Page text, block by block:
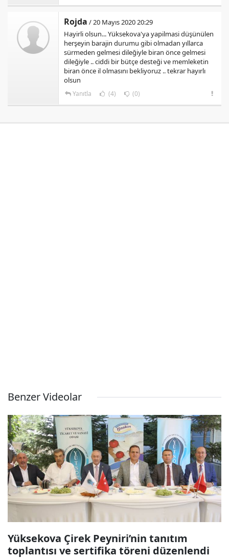
Rojda / 20 Mayıs 2020 20:29
Hayirli olsun... Yüksekova'ya yapilmasi düşünülen
herşeyin barajin durumu gibi olmadan yıllarca
sürmeden gelmesi dileğiyle biran önce gelmesi
dileğiyle .. ciddi bir bütçe desteği ve memleketin
biran önce il olmasını bekliyoruz .. tekrar hayırlı
olsun
Yanıtla (4) (0)
Benzer Videolar
Yüksekova Çirek Peyniri’nin tanıtım
toplantısı ve sertifika töreni düzenlendi